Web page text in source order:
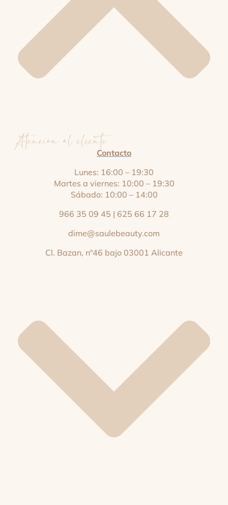
Atención al clienteContacto
Lunes: 16:00 – 19:30
Martes a viernes: 10:00 – 19:30
Sábado: 10:00 – 14:00
966 35 09 45 | 625 66 17 28
dime@saulebeauty.com
Cl. Bazan, nº46 bajo 03001 Alicante